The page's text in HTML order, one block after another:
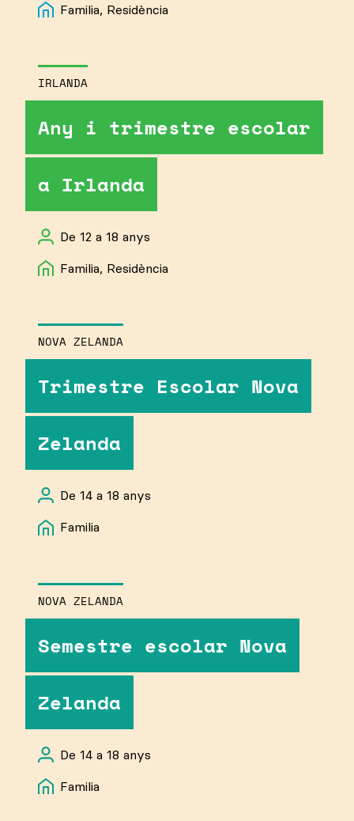
Familia, Residència
IRLANDA
Any i trimestre escolar
a Irlanda
De 12 a 18 anys
Familia, Residència
NOVA ZELANDA
Trimestre Escolar Nova
Zelanda
De 14 a 18 anys
Familia
NOVA ZELANDA
Semestre escolar Nova
Zelanda
De 14 a 18 anys
Familia